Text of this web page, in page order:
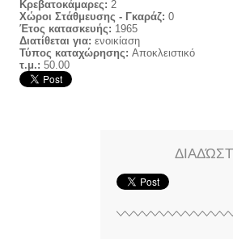
Κρεβατοκάμαρες: 2
Χώροι Στάθμευσης - Γκαράζ: 0
Έτος κατασκευής: 1965
Διατίθεται για: ενοικίαση
Τύπος καταχώρησης: Αποκλειστικό
τ.μ.: 50.00